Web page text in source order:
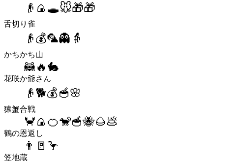
👴🍙🕳🐭🎁🎁
舌切り雀
👴💰🦜👻👵
かちかち山
🦝🔥🐇
花咲か爺さん
👴🐕💰🥣🌸
猿蟹合戦
🦀🍙🍊🐒🥣🐝🌰💩
鶴の恩返し
👨🚪🦩
笠地蔵